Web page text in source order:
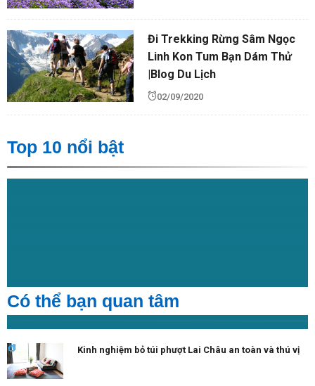
Đi Trekking Rừng Sâm Ngọc
Linh Kon Tum Bạn Dám Thử
|Blog Du Lịch
02/09/2020
Top 10 nổi bật
Có thể bạn quan tâm
Kinh nghiệm bỏ túi phượt Lai Châu an toàn và thú vị